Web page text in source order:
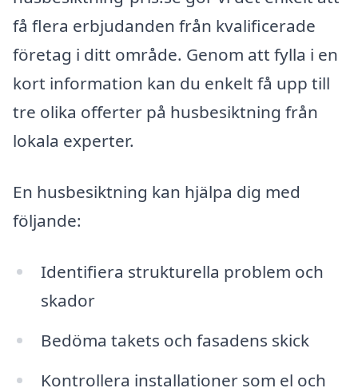
få flera erbjudanden från kvalificerade
företag i ditt område. Genom att fylla i en
kort information kan du enkelt få upp till
tre olika offerter på husbesiktning från
lokala experter.
En husbesiktning kan hjälpa dig med
följande:
Identifiera strukturella problem och
skador
Bedöma takets och fasadens skick
Kontrollera installationer som el och